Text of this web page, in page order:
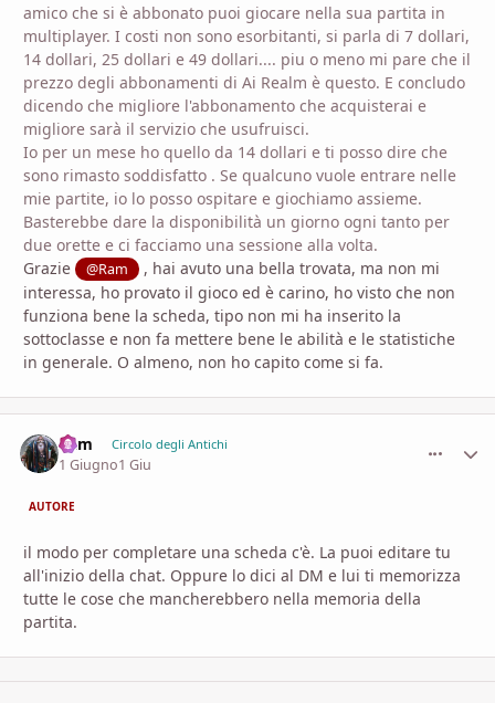
amico che si è abbonato puoi giocare nella sua partita in
multiplayer. I costi non sono esorbitanti, si parla di 7 dollari,
14 dollari, 25 dollari e 49 dollari.... piu o meno mi pare che il
prezzo degli abbonamenti di Ai Realm è questo. E concludo
dicendo che migliore l'abbonamento che acquisterai e
migliore sarà il servizio che usufruisci.
Io per un mese ho quello da 14 dollari e ti posso dire che
sono rimasto soddisfatto . Se qualcuno vuole entrare nelle
mie partite, io lo posso ospitare e giochiamo assieme.
Basterebbe dare la disponibilità un giorno ogni tanto per
due orette e ci facciamo una sessione alla volta.
Grazie
@Ram
, hai avuto una bella trovata, ma non mi
interessa, ho provato il gioco ed è carino, ho visto che non
funziona bene la scheda, tipo non mi ha inserito la
sottoclasse e non fa mettere bene le abilità e le statistiche
in generale. O almeno, non ho capito come si fa.
Ram Circolo degli Antichi
1 Giugno1 Giu
AUTORE
il modo per completare una scheda c'è. La puoi editare tu
all'inizio della chat. Oppure lo dici al DM e lui ti memorizza
tutte le cose che mancherebbero nella memoria della
partita.